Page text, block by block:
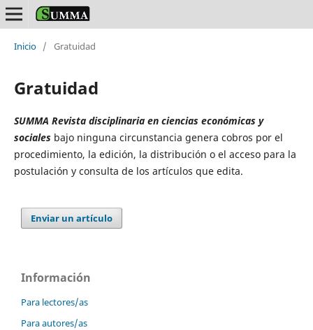
Inicio / Gratuidad
Gratuidad
SUMMA Revista disciplinaria en ciencias económicas y
socialesbajo ninguna circunstancia genera cobros por el
procedimiento, la edición, la distribución o el acceso para la
postulación y consulta de los artículos que edita.
Enviar un artículo
Información
Para lectores/as
Para autores/as